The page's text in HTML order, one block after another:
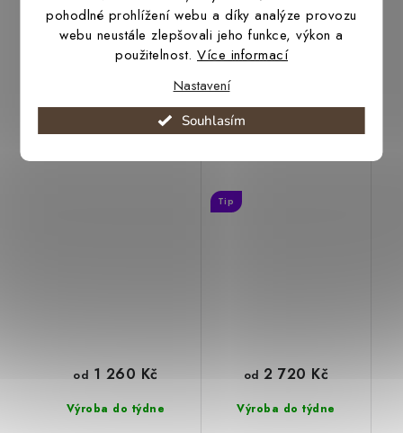
pohodlné prohlížení webu a díky analýze provozu
webu neustále zlepšovali jeho funkce, výkon a
použitelnost. Více informací
Nastavení
Souhlasím
Výroba do týdne
od 1 260 Kč
Tip
Výroba do týdne
od 2 720 Kč